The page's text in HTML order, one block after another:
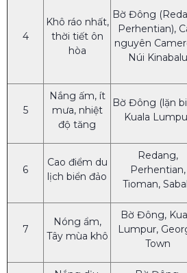
4
Khô ráo nhất,
thời tiết ôn
hòa
Bờ Đông
Perhentian),
nguyên
Núi Kinabalu
5
Nắng ấm, ít
mưa, nhiệt
độ tăng
Bờ Đông (lặn
Kuala
6
Cao điểm du
lịch biển đảo
Redang,
Perhentian,
Tioman,
7
Nóng ẩm,
Tây mùa khô
Bờ Đông,
Lumpur,
Town